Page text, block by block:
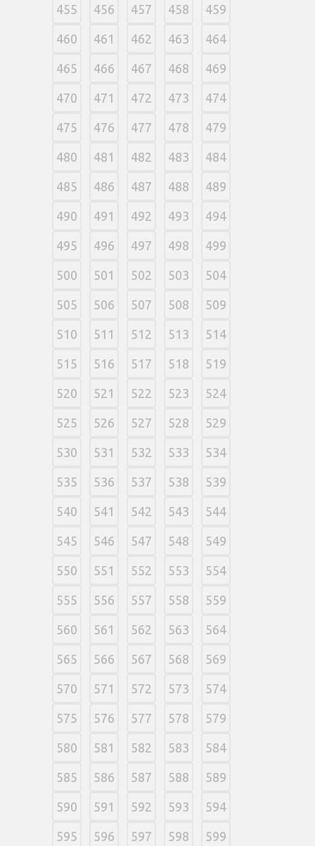
455 456 457 458 459
460 461 462 463 464
465 466 467 468 469
470 471 472 473 474
475 476 477 478 479
480 481 482 483 484
485 486 487 488 489
490 491 492 493 494
495 496 497 498 499
500 501 502 503 504
505 506 507 508 509
510 511 512 513 514
515 516 517 518 519
520 521 522 523 524
525 526 527 528 529
530 531 532 533 534
535 536 537 538 539
540 541 542 543 544
545 546 547 548 549
550 551 552 553 554
555 556 557 558 559
560 561 562 563 564
565 566 567 568 569
570 571 572 573 574
575 576 577 578 579
580 581 582 583 584
585 586 587 588 589
590 591 592 593 594
595 596 597 598 599